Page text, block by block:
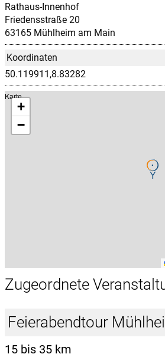
Rathaus-Innenhof
Friedensstraße 20
63165 Mühlheim am Main
Koordinaten
50.119911,8.83282
Karte
+
−
Zugeordnete
Feierabendtour
15 bis 35 km